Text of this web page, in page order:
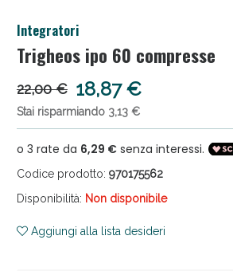
Integratori
Trigheos ipo 60 compresse
22,00 € 18,87 €
Stai risparmiando 3,13 €
Codice prodotto: 970175562
Disponibilità: Non disponibile
Aggiungi alla lista desideri
Salini e Multivitaminici: oggi